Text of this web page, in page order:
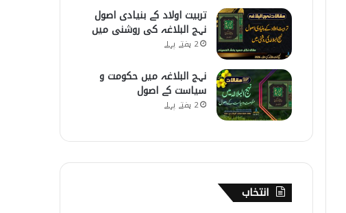
تربیت اولاد کے بنیادی اصول
نہج البلاغہ کی روشنی میں
2 ہفتے پہلے
نہج البلاغہ میں حکومت و
سیاست کے اصول
2 ہفتے پہلے
انتخاب